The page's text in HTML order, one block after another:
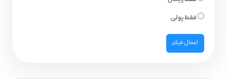
فقط پولی
اعمال فیلتر